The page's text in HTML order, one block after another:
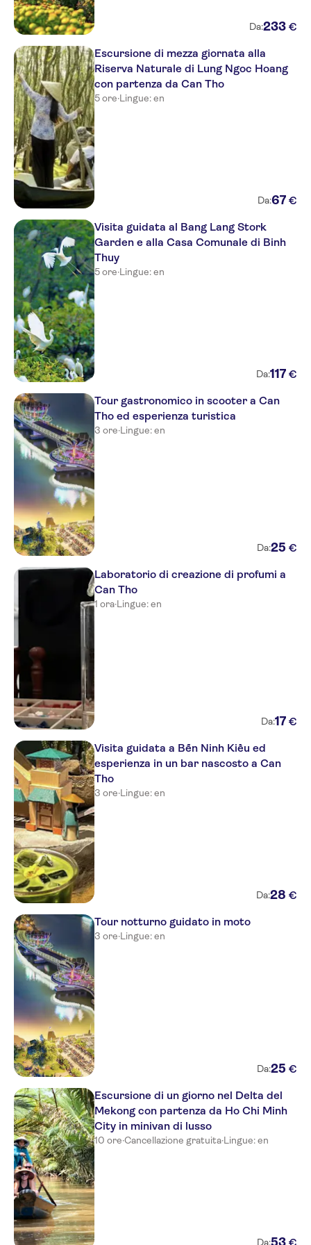
Da:233 €
Escursione di mezza giornata alla
Riserva Naturale di Lung Ngoc Hoang
con partenza da Can Tho
5 ore·Lingue: en
Da:67 €
Visita guidata al Bang Lang Stork
Garden e alla Casa Comunale di Binh
Thuy
5 ore·Lingue: en
Da:117 €
Tour gastronomico in scooter a Can
Tho ed esperienza turistica
3 ore·Lingue: en
Da:25 €
Laboratorio di creazione di profumi a
Can Tho
1 ora·Lingue: en
Da:17 €
Visita guidata a Bến Ninh Kiều ed
esperienza in un bar nascosto a Can
Tho
3 ore·Lingue: en
Da:28 €
Tour notturno guidato in moto
3 ore·Lingue: en
Da:25 €
Escursione di un giorno nel Delta del
Mekong con partenza da Ho Chi Minh
City in minivan di lusso
10 ore·Cancellazione gratuita·Lingue: en
Da:53